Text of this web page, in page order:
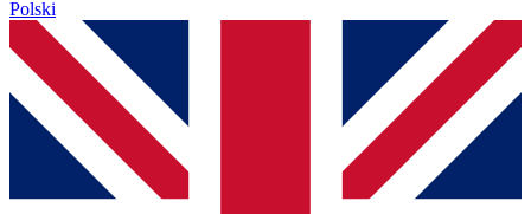
Polski